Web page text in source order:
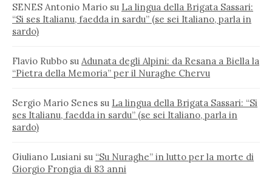
SENES Antonio Mario su La lingua della Brigata Sassari:
“Si ses Italianu, faedda in sardu” (se sei Italiano, parla in
sardo)
Flavio Rubbo su Adunata degli Alpini: da Resana a Biella la
“Pietra della Memoria” per il Nuraghe Chervu
Sergio Mario Senes su La lingua della Brigata Sassari: “Si
ses Italianu, faedda in sardu” (se sei Italiano, parla in
sardo)
Giuliano Lusiani su “Su Nuraghe” in lutto per la morte di
Giorgio Frongia di 83 anni